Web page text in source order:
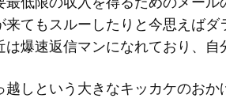
来てもスルーしたりと今思えば
は爆速返信マンになれており、
越しという大きなキッカケのお